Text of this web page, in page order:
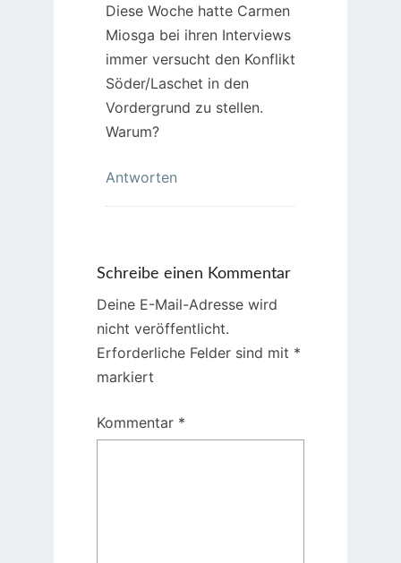
Diese Woche hatte Carmen
Miosga bei ihren Interviews
immer versucht den Konflikt
Söder/Laschet in den
Vordergrund zu stellen.
Warum?
Antworten
Schreibe einen Kommentar
Deine E-Mail-Adresse wird
nicht veröffentlicht.
Erforderliche Felder sind mit *
markiert
Kommentar *